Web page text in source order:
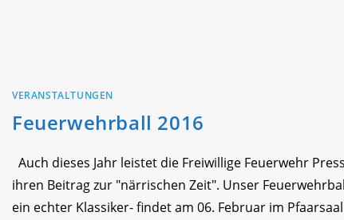
VERANSTALTUNGEN
Feuerwehrball 2016
Auch dieses Jahr leistet die Freiwillige Feuerwehr
ihren Beitrag zur "närrischen Zeit". Unser
ein echter Klassiker- findet am 06. Februar im